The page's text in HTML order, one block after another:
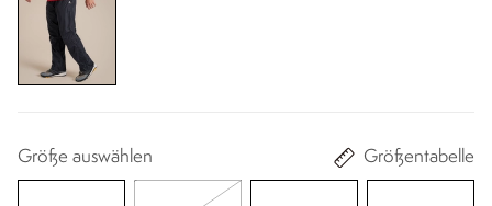
Größe auswählen Größentabelle